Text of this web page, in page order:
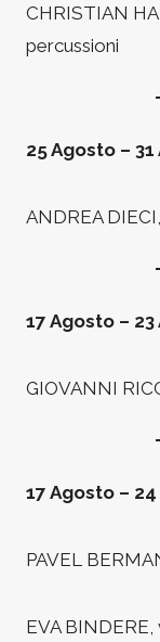
CHRISTIAN
percussioni
25 Agosto –
ANDREA
17 Agosto –
GIOVANNI
17 Agosto –
PAVEL
EVA BINDERE,